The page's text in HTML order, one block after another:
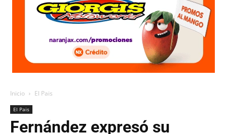
Inicio El Pais
El Pais
Fernández expresó su